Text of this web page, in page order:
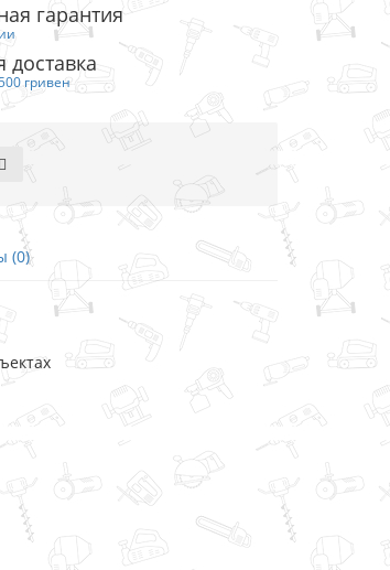
гарантия
доставка
гривен
(0)